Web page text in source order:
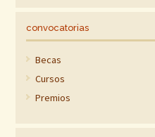
convocatorias
Becas
Cursos
Premios